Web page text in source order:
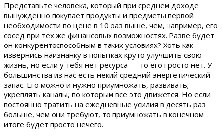
Представьте человека, который при среднем доходе
вынужденно покупает продукты и предметы первой
необходимости по цене в 10 раз выше, чем, например, его
сосед при тех же финансовых возможностях. Разве будет
он конкурентоспособным в таких условиях? Хоть как
извернись наизнанку в попытках круто улучшить свою
жизнь, но если у тебя нет ресурса — то его просто нет. У
большинства из нас есть некий средний энергетический
запас. Его можно и нужно приумножать, развивать;
укреплять каналы, по которым все это движется. Но если
постоянно тратить на ежедневные усилия в десять раз
больше, чем они требуют, то приумножать в конечном
итоге будет просто нечего.